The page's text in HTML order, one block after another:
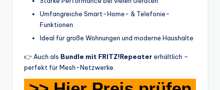
Umfangreiche Smart-Home- & Telefonie-
Funktionen
Ideal für große Wohnungen und moderne Haushalte
👉 Auch als Bundle mit FRITZ!Repeatererhältlich –
perfekt für Mesh-Netzwerke.